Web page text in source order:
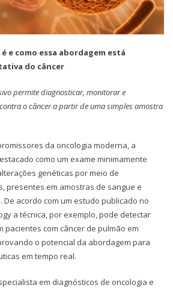
e como essa abordagem está
do câncer
permite diagnosticar, monitorar e
o câncer a partir de uma simples amostra
da oncologia moderna, a
como um exame minimamente
genéticas por meio de
presentes em amostras de sangue e
acordo com um estudo publicado no
a técnica, por exemplo, pode detectar
pacientes com câncer de pulmão em
o potencial da abordagem para
em tempo real.
em diagnósticos de oncologia e